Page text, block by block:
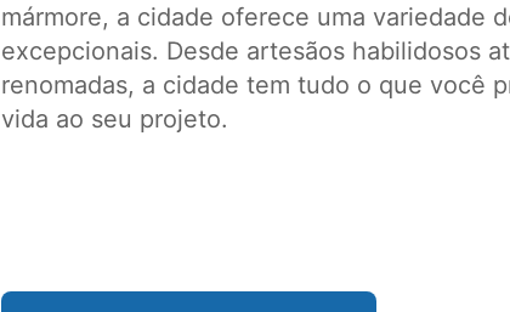
mármore, a cidade oferece uma variedade
excepcionais. Desde artesãos habilidosos
renomadas, a cidade tem tudo o que você
vida ao seu projeto.